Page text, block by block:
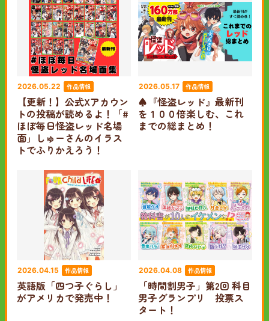
2026.05.22 作品情報
【更新！】公式Xアカウン
トの投稿が読めるよ！「#
ほぼ毎日怪盗レッド名場
面」しゅーさんのイラス
トでふりかえろう！
2026.05.17 作品情報
♠『怪盗レッド』最新刊
を１００倍楽しむ、これ
までの総まとめ！
2026.04.15 作品情報
英語版「四つ子ぐらし」
がアメリカで発売中！
2026.04.08 作品情報
「時間割男子」第2回 科目
男子グランプリ 投票ス
タート！